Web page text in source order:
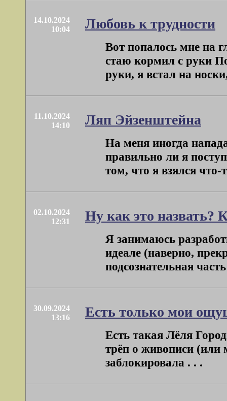
14.10.2024
10:04
Любовь к трудности
Вот попалось мне на
стаю кормил с руки
руки, я встал на
11.10.2024
14:10
Ляп Эйзенштейна
На меня иногда
правильно ли я
том, что я взялся что-
02.10.2024
12:31
Ну как это назвать?
Я занимаюсь
идеале (наверно,
подсознательная
30.09.2024
13:16
Есть только мои
Есть такая Лёля
трёп о живописи (или
заблокировала . . .